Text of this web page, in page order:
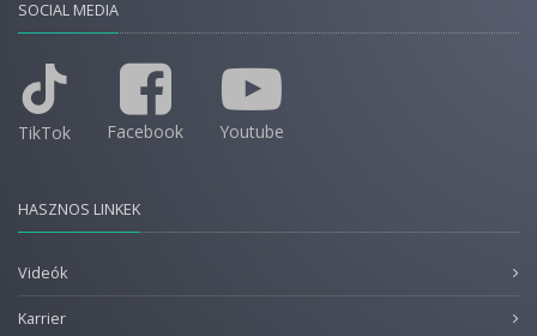
SOCIAL MEDIA
TikTok Facebook Youtube
HASZNOS LINKEK
Videók
Karrier